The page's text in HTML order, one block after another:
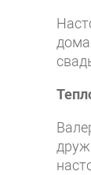
дома